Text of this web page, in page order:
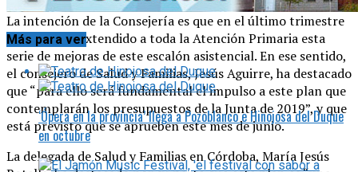
La intención de la Consejería es que en el último trimestre
del año esté extendido a toda la Atención Primaria esta
serie de mejoras de este escalón asistencial. En ese sentido,
el consejero de Salud y Familias, Jesús Aguirre, ha destacado
que “para ello será fundamental el impulso a este plan que
contemplarán los presupuestos de la Junta de 2019”, y que
está previsto que se aprueben este mes de junio.
La delegada de Salud y Familias en Córdoba, María Jesús
Más para ver
‘Ópera en la provincia’ llega a Pozoblanco e Hinojosa del Duque
en octubre